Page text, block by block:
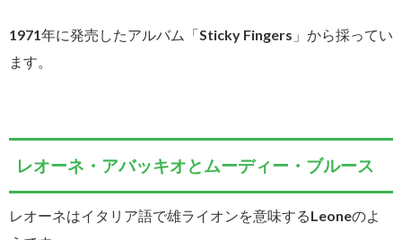
1971年に発売したアルバム「Sticky Fingers」から採ってい
ます。
レオーネ・アバッキオとムーディー・ブルース
レオーネはイタリア語で雄ライオンを意味するLeoneのよ